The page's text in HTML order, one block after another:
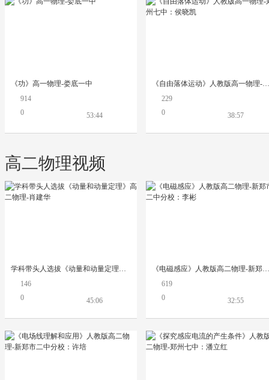
《功》高一物理-娄底一中
914
0
53:44
《自由落体运动》人教版高一物理-郑州七中：侯晓凯
229
0
38:57
高二物理视频
学科带头人选拔《动量和动量定理》高二物理-肖建华
146
0
45:06
《电磁感应》人教版高二物理-新郑市二中分校：李彬
619
0
32:55